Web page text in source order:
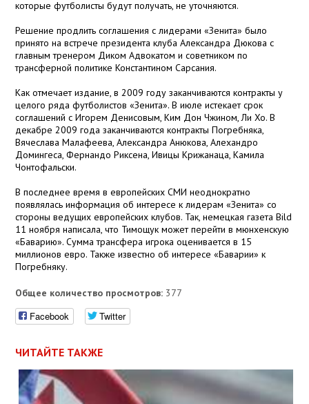
которые футболисты будут получать, не уточняются.
Решение продлить соглашения с лидерами «Зенита» было
принято на встрече президента клуба Александра Дюкова с
главным тренером Диком Адвокатом и советником по
трансферной политике Константином Сарсания.
Как отмечает издание, в 2009 году заканчиваются контракты у
целого ряда футболистов «Зенита». В июле истекает срок
соглашений с Игорем Денисовым, Ким Дон Чжином, Ли Хо. В
декабре 2009 года заканчиваются контракты Погребняка,
Вячеслава Малафеева, Александра Анюкова, Алехандро
Домингеса, Фернандо Риксена, Ивицы Крижанаца, Камила
Чонтофальски.
В последнее время в европейских СМИ неоднократно
появлялась информация об интересе к лидерам «Зенита» со
стороны ведущих европейских клубов. Так, немецкая газета Bild
11 ноября написала, что Тимощук может перейти в мюнхенскую
«Баварию». Сумма трансфера игрока оценивается в 15
миллионов евро. Также известно об интересе «Баварии» к
Погребняку.
Общее количество просмотров: 377
Facebook Twitter
ЧИТАЙТЕ ТАКЖЕ